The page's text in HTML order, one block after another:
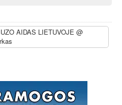
AIDAS LIETUVOJE @